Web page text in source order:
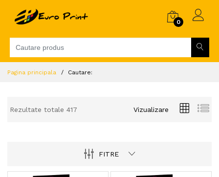
0
Pagina principala Cautare:
Rezultate totale 417 Vizualizare
FITRE